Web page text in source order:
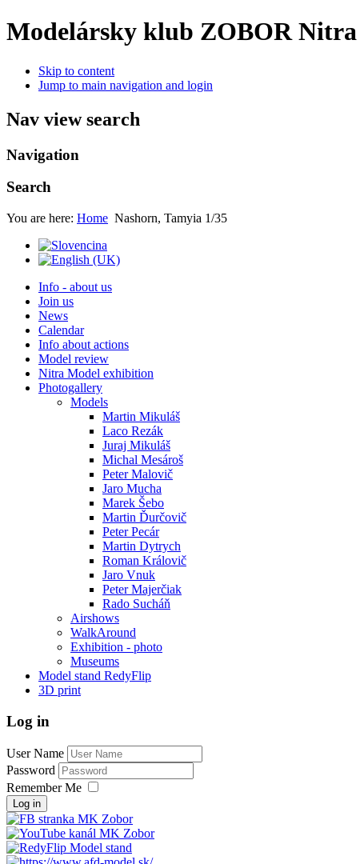
Modelársky klub ZOBOR Nitra
Skip to content
Jump to main navigation and login
Nav view search
Navigation
Search
You are here: Home Nashorn, Tamyia 1/35
Info - about us
Join us
News
Calendar
Info about actions
Model review
Nitra Model exhibition
Photogallery
Models
Martin Mikuláš
Laco Rezák
Juraj Mikuláš
Michal Mesároš
Peter Malovič
Jaro Mucha
Marek Šebo
Martin Ďurčovič
Peter Pecár
Martin Dytrych
Roman Královič
Jaro Vnuk
Peter Majerčiak
Rado Sucháň
Airshows
WalkAround
Exhibition - photo
Museums
Model stand RedyFlip
3D print
Log in
User Name
Password
Remember Me
Log in